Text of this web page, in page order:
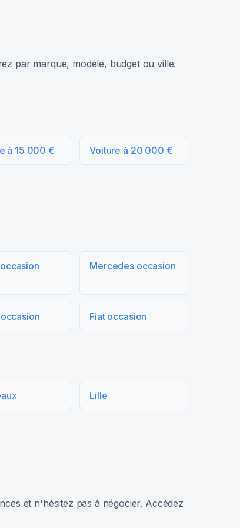
par marque, modèle, budget ou ville.
à 15 000 € Voiture à 20 000 €
Mercedes occasion
Fiat occasion
Lille
et n'hésitez pas à négocier. Accédez